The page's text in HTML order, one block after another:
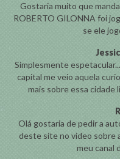
Gostaria muito que
ROBERTO GILONNA foi
se ele
Simplesmente
capital me veio aquela
mais sobre essa cidade
Olá gostaria de pedir a
deste site no video sobre
meu canal